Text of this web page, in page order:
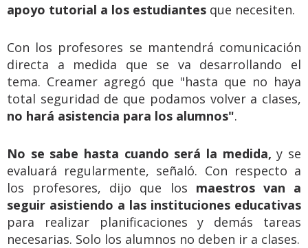
apoyo tutorial a los estudiantes que necesiten.
Con los profesores se mantendrá comunicación
directa a medida que se va desarrollando el
tema. Creamer agregó que "hasta que no haya
total seguridad de que podamos volver a clases,
no hará asistencia para los alumnos".
No se sabe hasta cuando será la medida, y se
evaluará regularmente, señaló. Con respecto a
los profesores, dijo que los maestros van a
seguir asistiendo a las instituciones educativas
para realizar planificaciones y demás tareas
necesarias. Solo los alumnos no deben ir a clases.